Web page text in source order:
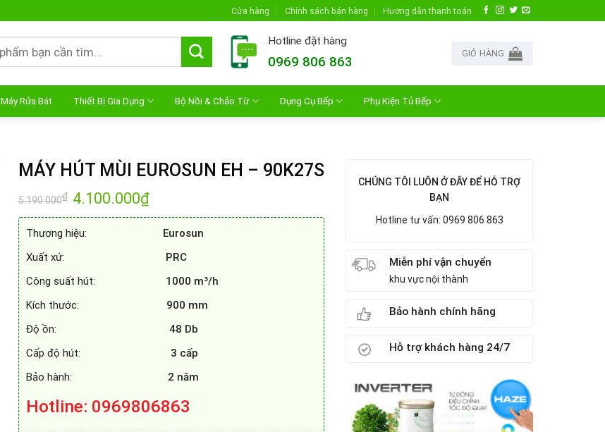
Cửa hàng Chính sách bán hàng Hướng dẫn thanh toán
Hotline đặt hàng
0969 806 863
GIỎ HÀNG
Máy Rửa Bát Thiết Bị Gia Dụng Bộ Nồi & Chảo Từ Dụng Cụ Bếp Phụ Kiện Tủ Bếp
MÁY HÚT MÙI EUROSUN EH – 90K27S
5.190.000₫
Giá
gốc
là:
4.100.000₫Giá
hiện
tại
4.100.000₫.
Thương hiệu: Eurosun
Xuất xứ:
PRC
Công suất hút:
1000 m³/h
Kích thước:
900 mm
Độ ồn: 48 Db
Cấp độ hút: 3 cấp
Bảo hành:
2 năm
Hotline: 0969806863
CHÚNG TÔI LUÔN Ở ĐÂY ĐỂ HỖ TRỢ
BẠN
Hotline tư vấn: 0969 806 863
Miễn phí vận chuyển
khu vực nội thành
Bảo hành chính hãng
Hỗ trợ khách hàng 24/7